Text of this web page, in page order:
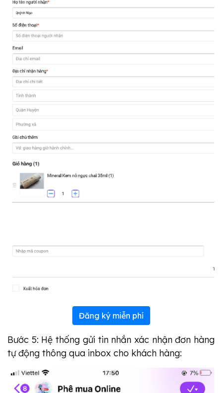
Đăng ký miễn phí
Bước 5: Hệ thống gửi tin nhắn xác nhận đơn hàng
tự động thông qua inbox cho khách hàng: